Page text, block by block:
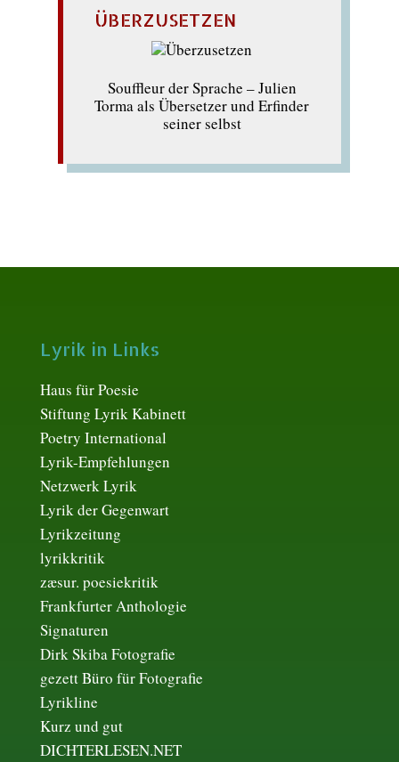
ÜBERZUSETZEN
Souffleur der Sprache – Julien
Torma als Übersetzer und Erfinder
seiner selbst
Lyrik in Links
Haus für Poesie
Stiftung Lyrik Kabinett
Poetry International
Lyrik-Empfehlungen
Netzwerk Lyrik
Lyrik der Gegenwart
Lyrikzeitung
lyrikkritik
zæsur. poesiekritik
Frankfurter Anthologie
Signaturen
Dirk Skiba Fotografie
gezett Büro für Fotografie
Lyrikline
Kurz und gut
DICHTERLESEN.NET